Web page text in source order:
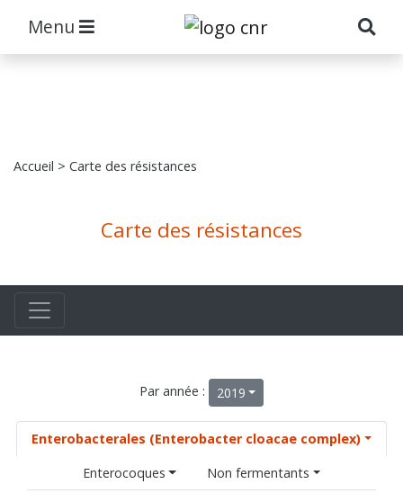
Menu
Accueil > Carte des résistances
Carte des résistances
Par année : 2019
Enterobacterales (Enterobacter cloacae complex)
Enterocoques
Non fermentants